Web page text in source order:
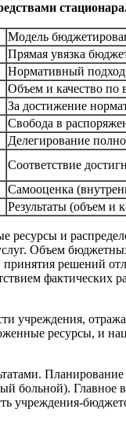
Модель
Прямая увязка
Нормативный
Объем и качество
За достижение
Свобода в
Делегирование
Соответствие
Самооценка
Результаты (объем и
ресурсы и
Объем
принятия решений
фактических
учреждения,
ресурсы, и
больной). Главное
учреждения-